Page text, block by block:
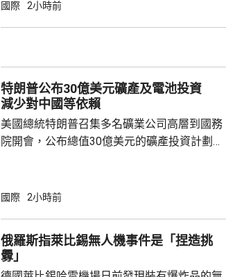
家和伊斯蘭合作組織都表示歡迎協議。不過伊
朗議會的國家安全與外交政策委員會...
國際 2小時前
特朗普公布30億美元礦產及電池投資
減少對中國等依賴
美國總統特朗普召集多名礦業公司高層到國務
院開會，公布總值30億美元的礦產投資計劃，
加強經濟穩定與安全，重新奪回美國作為世界
池材料公司提供14億美元貸款，以擴大電池生
產，以及向明尼蘇達州一間磁鐵製造公司，投
國際 2小時前
俄羅斯指萊比錫無人機事件是「捏造挑
釁」